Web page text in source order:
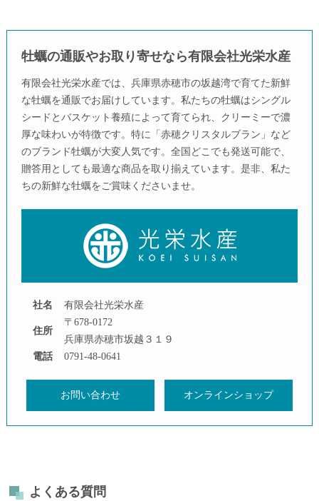
牡蠣の通販やお取り寄せなら有限会社光栄水産
有限会社光栄水産では、兵庫県赤穂市の坂越湾で育てた新鮮
な牡蠣を通販でお届けしています。私たちの牡蠣はシングル
シードとバスケット養殖によって育てられ、クリーミーで濃
厚な味わいが特徴です。特に「赤穂クリスタルブラン」など
のブランド牡蠣が大変人気です。全国どこでも発送可能で、
贈答用としても最適な商品を取り揃えています。是非、私た
ちの新鮮な牡蠣をご賞味くださいませ。
社名 有限会社光栄水産
住所
〒678-0172
兵庫県赤穂市坂越３１９
電話
0791-48-0641
お問い合わせ オンラインショップ
よくある質問